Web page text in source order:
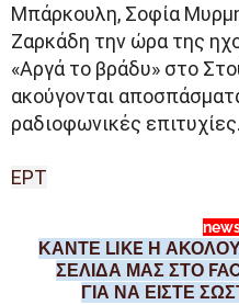
Μπάρκουλη, Σοφία
Ζαρκάδη την ώρα της
«Αργά το βράδυ» στο
ακούγονται
ραδιοφωνικές επιτυχίες.
ΕΡΤ
ΚΑΝΤΕ LIKE Η
ΣΕΛΙΔΑ ΜΑΣ ΣΤΟ
ΓΙΑ ΝΑ ΕΙΣΤΕ